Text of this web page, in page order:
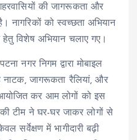
की जागरूकता और
नागरिकों को स्वच्छता अभियान
विशेष अभियान चलाए गए।
नगर निगम द्वारा मोबाइल
नाटक, जागरूकता रैलियां, और
कर आम लोगों को इस
टीम ने घर-घर जाकर लोगों से
सर्वेक्षण में भागीदारी बढ़ी